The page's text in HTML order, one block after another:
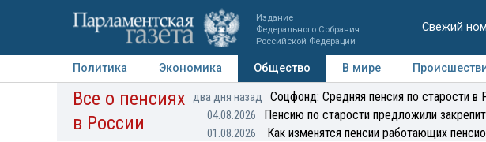
Издание
Федерального Собрания
Российской Федерации
Свежий
Политика Экономика Общество В мире
Авторы Персоны Мнения Регионы Медиацентр
Все о пенсиях
в России
два дня назад Соцфонд: Средняя пенсия по старости в
04.08.2026 Пенсию по старости предложили
01.08.2026 Как изменятся пенсии работающих